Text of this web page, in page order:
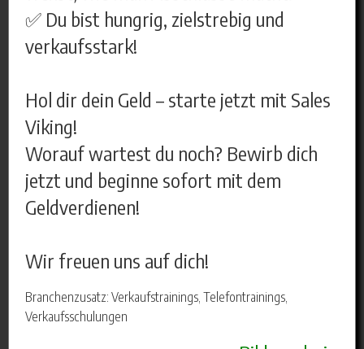
✅ Du bist hungrig, zielstrebig und
verkaufsstark!
Hol dir dein Geld – starte jetzt mit Sales
Viking!
Worauf wartest du noch? Bewirb dich
jetzt und beginne sofort mit dem
Geldverdienen!
Wir freuen uns auf dich!
Branchenzusatz: Verkaufstrainings, Telefontrainings,
Verkaufsschulungen